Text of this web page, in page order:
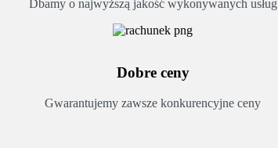
Dbamy o najwyższą jakość wykonywanych usług
Dobre ceny
Gwarantujemy zawsze konkurencyjne ceny